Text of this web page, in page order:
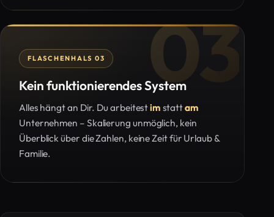
03
FLASCHENHALS 03
Kein funktionierendes System
Alles hängt an Dir. Du arbeitestim stattam
Unternehmen – Skalierung unmöglich, kein
Überblick über die Zahlen, keine Zeit für Urlaub &
Familie.